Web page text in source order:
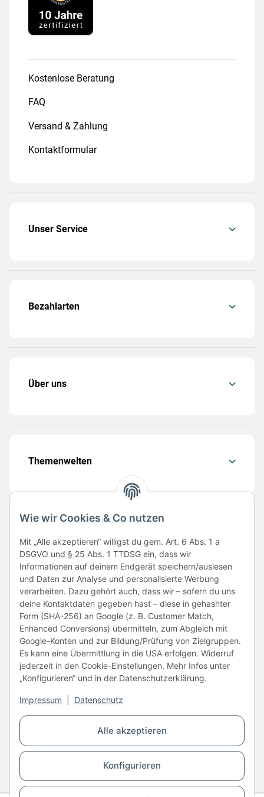
Alle akzeptieren
Konfigurieren
Wie wir Cookies & Co nutzen
Mit „Alle akzeptieren“ willigst du gem. Art. 6 Abs. 1 a
DSGVO und § 25 Abs. 1 TTDSG ein, dass wir
Informationen auf deinem Endgerät speichern/auslesen
und Daten zur Analyse und personalisierte Werbung
verarbeiten. Dazu gehört auch, dass wir – sofern du uns
deine Kontaktdaten gegeben hast – diese in gehashter
Form (SHA-256) an Google (z. B. Customer Match,
Enhanced Conversions) übermitteln, zum Abgleich mit
Google-Konten und zur Bildung/Prüfung von Zielgruppen.
Es kann eine Übermittlung in die USA erfolgen. Widerruf
jederzeit in den Cookie-Einstellungen. Mehr Infos unter
„Konfigurieren“ und in der Datenschutzerklärung.
Impressum Datenschutz
Kostenlose Beratung
FAQ
Versand & Zahlung
Kontaktformular
Unser Service
Bezahlarten
Über uns
Themenwelten
Folge uns
Unsere Partner
Vertrag widerrufen
* Alle Preise inkl. gesetzlicher USt., zzgl.Versand
© Copyright © 2026 www.kartons24.de
BB-Verpackungen GmbH
- Brendelweg 167, 27755 Delmenhorst - Telefon:
+49 (0)4221 42165 30